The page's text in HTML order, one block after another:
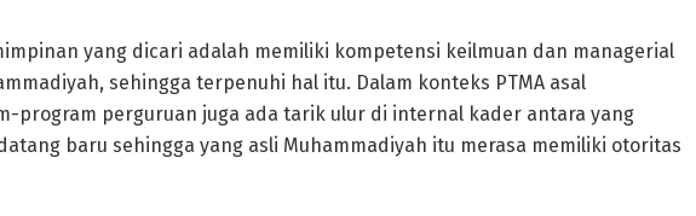
yang dicari adalah memiliki kompetensi keilmuan dan managerial
sehingga terpenuhi hal itu. Dalam konteks PTMA asal
program perguruan juga ada tarik ulur di internal kader antara yang
baru sehingga yang asli Muhammadiyah itu merasa memiliki otoritas